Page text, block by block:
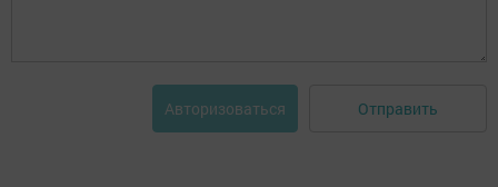
Авторизоваться Отправить